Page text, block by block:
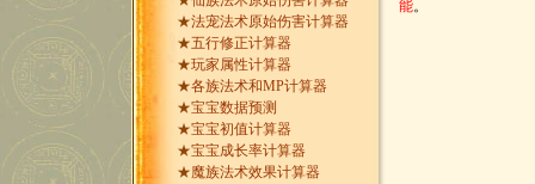
★法宠法术原始伤害计算器
★五行修正计算器
★玩家属性计算器
★各族法术和MP计算器
★宝宝数据预测
★宝宝初值计算器
★宝宝成长率计算器
★魔族法术效果计算器
能。